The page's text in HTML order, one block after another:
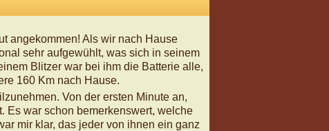
angekommen! Als wir nach Hause
sehr aufgewühlt, was sich in seinem
Blitzer war bei ihm die Batterie alle,
160 Km nach Hause.
Von der ersten Minute an,
Es war schon bemerkenswert, welche
mir klar, das jeder von ihnen ein ganz